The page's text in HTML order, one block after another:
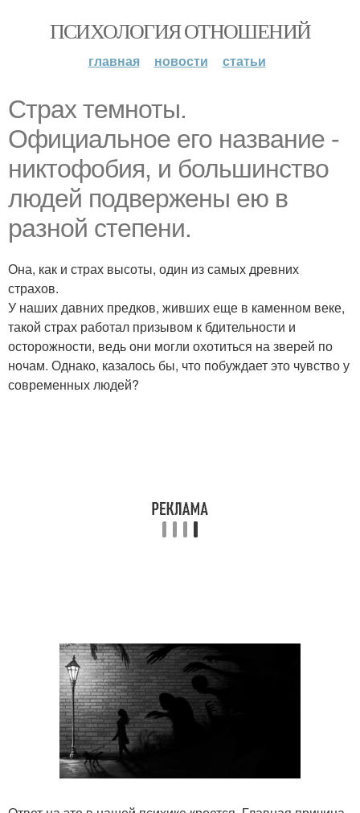
ПСИХОЛОГИЯ ОТНОШЕНИЙ
главная новости статьи
Страх темноты.
Официальное его название -
никтофобия, и большинство
людей подвержены ею в
разной степени.
Она, как и страх высоты, один из самых древних
страхов.
У наших давних предков, живших еще в каменном веке,
такой страх работал призывом к бдительности и
осторожности, ведь они могли охотиться на зверей по
ночам. Однако, казалось бы, что побуждает это чувство у
современных людей?